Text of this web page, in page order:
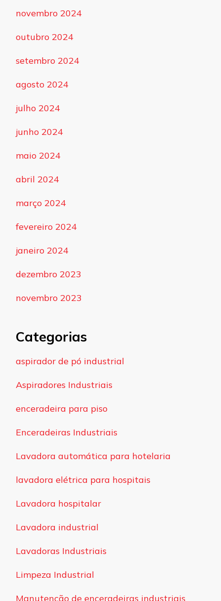
novembro 2024
outubro 2024
setembro 2024
agosto 2024
julho 2024
junho 2024
maio 2024
abril 2024
março 2024
fevereiro 2024
janeiro 2024
dezembro 2023
novembro 2023
Categorias
aspirador de pó industrial
Aspiradores Industriais
enceradeira para piso
Enceradeiras Industriais
Lavadora automática para hotelaria
lavadora elétrica para hospitais
Lavadora hospitalar
Lavadora industrial
Lavadoras Industriais
Limpeza Industrial
Manutenção de enceradeiras industriais